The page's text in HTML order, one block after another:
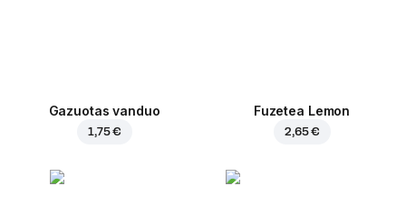
Gazuotas vanduo
1,75 €
Fuzetea Lemon
2,65 €